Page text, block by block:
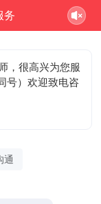
务
，很高兴为您服
号）欢迎致电咨
通